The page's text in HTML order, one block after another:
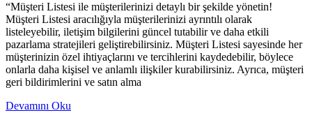
“Müşteri Listesi ile müşterilerinizi detaylı bir şekilde yönetin!
Müşteri Listesi aracılığıyla müşterilerinizi ayrıntılı olarak
listeleyebilir, iletişim bilgilerini güncel tutabilir ve daha etkili
pazarlama stratejileri geliştirebilirsiniz. Müşteri Listesi sayesinde her
müşterinizin özel ihtiyaçlarını ve tercihlerini kaydedebilir, böylece
onlarla daha kişisel ve anlamlı ilişkiler kurabilirsiniz. Ayrıca, müşteri
geri bildirimlerini ve satın alma
Devamını Oku